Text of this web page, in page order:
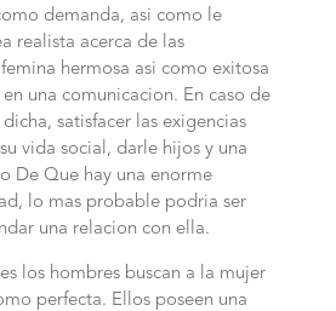
demanda, asi­ como le
realista acerca de las
hermosa asi­ como exitosa
una comunicacion. En caso de
satisfacer las exigencias
vida social, darle hijos y una
De Que hay una enorme
lo mas probable podri­a ser
una relacion con ella.
los hombres buscan a la mujer
perfecta. Ellos poseen una